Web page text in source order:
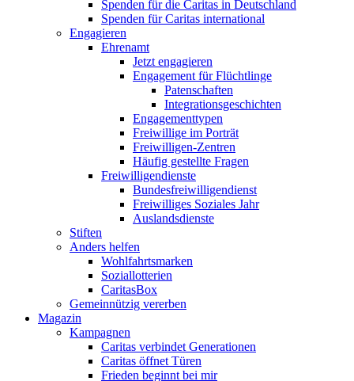
Spenden für die Caritas in Deutschland
Spenden für Caritas international
Engagieren
Ehrenamt
Jetzt engagieren
Engagement für Flüchtlinge
Patenschaften
Integrationsgeschichten
Engagementtypen
Freiwillige im Porträt
Freiwilligen-Zentren
Häufig gestellte Fragen
Freiwilligendienste
Bundesfreiwilligendienst
Freiwilliges Soziales Jahr
Auslandsdienste
Stiften
Anders helfen
Wohlfahrtsmarken
Soziallotterien
CaritasBox
Gemeinnützig vererben
Magazin
Kampagnen
Caritas verbindet Generationen
Caritas öffnet Türen
Frieden beginnt bei mir